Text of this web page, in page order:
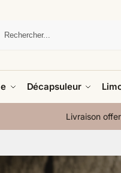
Décapsuleur
Livraison